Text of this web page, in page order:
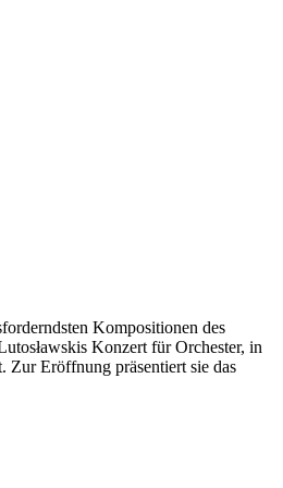
Kompositionen des
Konzert für Orchester, in
Zur Eröffnung präsentiert sie das